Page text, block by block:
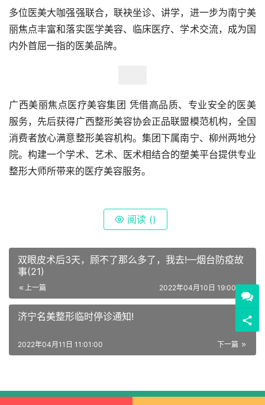
多位医美大咖强强联合，联袂坐诊、讲学，进一步为南宁美
丽焦点丰富和落实医学美容、临床医疗、学术交流，成为国
内外首屈一指的医美品牌。
广西美丽焦点医疗美容集团 凭借高品质、专业安全的医美
服务，先后获得广西整形美容协会正品联盟模范机构，全国
消费者放心满意整形美容机构。集团下属南宁、柳州两地分
院。构建一个学术、艺术、医术相结合的塑美平台提供专业
整形大师所带来的医疗美容服务。
阅读 ()
双眼皮术后3天，顾不了那么多了，我去!—烟台防疫故
事(21)
上一篇 2022年04月10日 19:00:00
济宁名美整形临时停诊通知!
下一篇
2022年04月11日 11:01:00